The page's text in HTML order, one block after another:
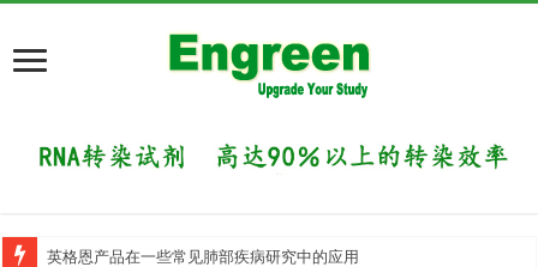
英格恩产品在一些常见肺部疾病研究中的应用